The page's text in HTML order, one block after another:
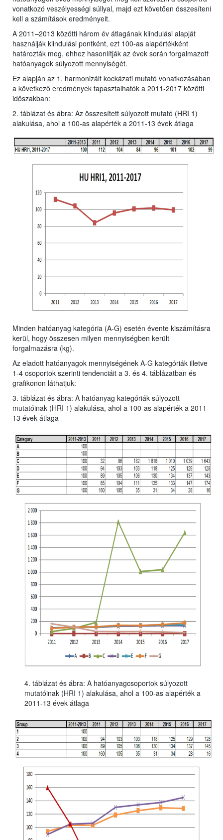
vonatkozó veszélyességi súllyal, majd ezt követően összesíteni
kell a számítások eredményeit.
A 2011–2013 közötti három év átlagának kiindulási alapját
használják kiindulási pontként, ezt 100-as alapértékként
határozták meg, ehhez hasonlítják az évek során forgalmazott
hatóanyagok súlyozott mennyiségét.
Ez alapján az 1. harmonizált kockázati mutató vonatkozásában
a következő eredmények tapasztalhatók a 2011-2017 közötti
időszakban:
2. táblázat és ábra: Az összesített súlyozott mutató (HRI 1)
alakulása, ahol a 100-as alapérték a 2011-13 évek átlaga
Minden hatóanyag kategória (A-G) esetén évente kiszámításra
kerül, hogy összesen milyen mennyiségben került
forgalmazásra (kg).
Az eladott hatóanyagok mennyiségének A-G kategóriák illetve
1-4 csoportok szerinti tendenciáit a 3. és 4. táblázatban és
grafikonon láthatjuk:
3. táblázat és ábra: A hatóanyag kategóriák súlyozott
mutatóinak (HRI 1) alakulása, ahol a 100-as alapérték a 2011-
13 évek átlaga
4. táblázat és ábra: A hatóanyagcsoportok súlyozott
mutatóinak (HRI 1) alakulása, ahol a 100-as alapérték a
2011-13 évek átlaga